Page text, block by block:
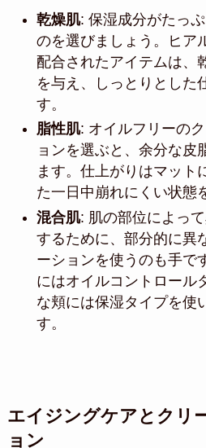
乾燥肌: 保湿成分がたっ
のを選びましょう。ヒア
配合されたアイテムは、
を与え、しっとりとした
す。
脂性肌: オイルフリーの
ョンを選ぶと、余分な皮
ます。仕上がりはマット
た一日中崩れにくい状態
混合肌: 肌の部位によっ
するために、部分的に異
ーションを使うのも手で
にはオイルコントロール
な頬には保湿タイプを使
す。
エイジングケアとクリ
ョン